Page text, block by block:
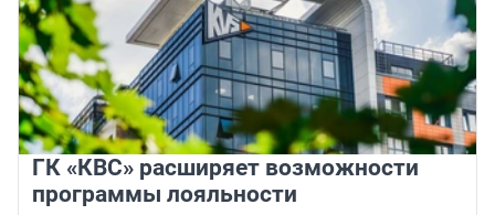
ГК «КВС» расширяет возможности
программы лояльности